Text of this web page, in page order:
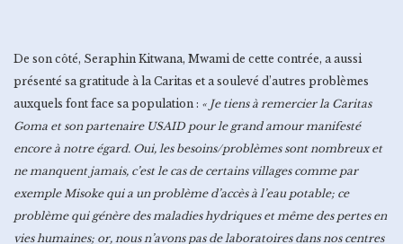
De son côté, Seraphin Kitwana, Mwami de cette contrée, a aussi
présenté sa gratitude à la Caritas et a soulevé d’autres problèmes
auxquels font face sa population : « Je tiens à remercier la Caritas
Goma et son partenaire USAID pour le grand amour manifesté
encore à notre égard. Oui, les besoins/problèmes sont nombreux et
ne manquent jamais, c’est le cas de certains villages comme par
exemple Misoke qui a un problème d’accès à l’eau potable; ce
problème qui génère des maladies hydriques et même des pertes en
vies humaines; or, nous n’avons pas de laboratoires dans nos centres